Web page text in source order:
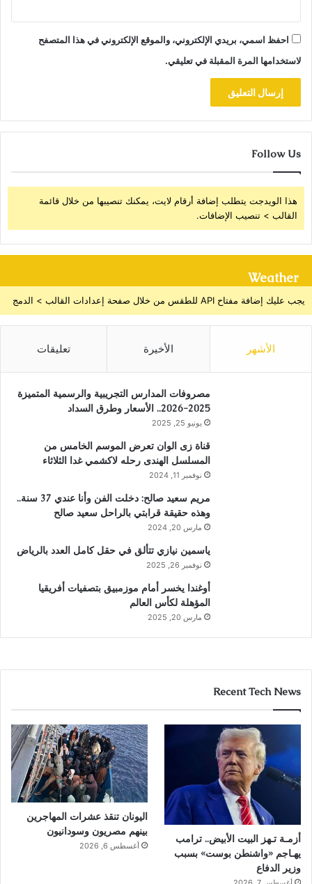
احفظ اسمي، بريدي الإلكتروني، والموقع الإلكتروني في هذا المتصفح
لاستخدامها المرة المقبلة في تعليقي.
Follow Us
هذا الويدجت يتطلب إضافة أرقام لايت، يمكنك تنصيبها من خلال قائمة
القالب > تنصيب الإضافات.
Weather
يجب عليك إضافة مفتاح API للطقس من خلال صفحة إعدادات القالب > الدمج
الأشهر الأخيرة تعليقات
مصروفات المدارس التجريبية والرسمية المتميزة
2025-2026.. الأسعار وطرق السداد
يونيو 25, 2025
قناة زى الوان تعرض الموسم الخامس من
المسلسل الهندى رحله لاكشمي غدا الثلاثاء
نوفمبر 11, 2024
مريم سعيد صالح: دخلت الفن وأنا عندي 37 سنة..
وهذه حقيقة قرابتي بالراحل سعيد صالح
مارس 20, 2024
ياسمين نيازي تتألق في حقل كامل العدد بالرياض
نوفمبر 26, 2025
أوغندا يخسر أمام موزمبيق بتصفيات أفريقيا
المؤهلة لكأس العالم
مارس 20, 2025
Recent Tech News
أزمـة تـهز البيت الأبيض.. ترامب
يهـاجم «واشنطن بوست» بسبب
وزير الدفاع
اليونان تنقذ عشرات المهاجرين
بينهم مصريون وسودانيون
أغسطس 6, 2026